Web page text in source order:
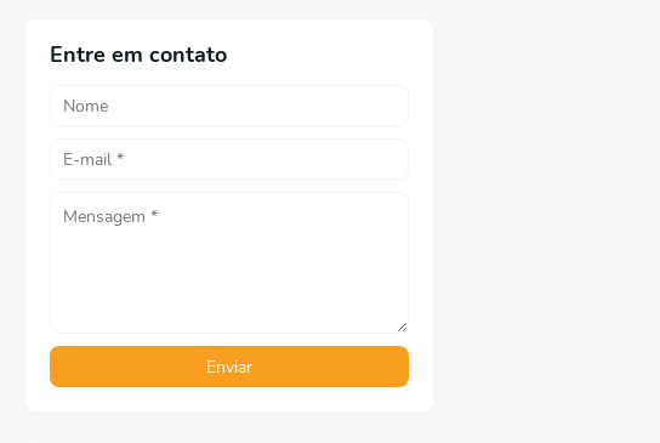
Entre em contato